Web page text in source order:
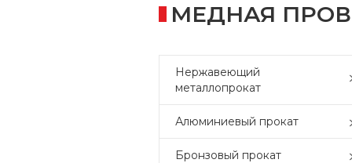
МЕДНАЯ
Нержавеющий
металлопрокат
Алюминиевый прокат
Бронзовый прокат